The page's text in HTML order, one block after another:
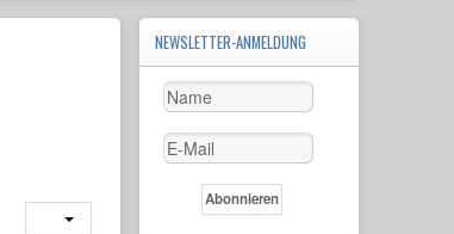
NEWSLETTER-ANMELDUNG